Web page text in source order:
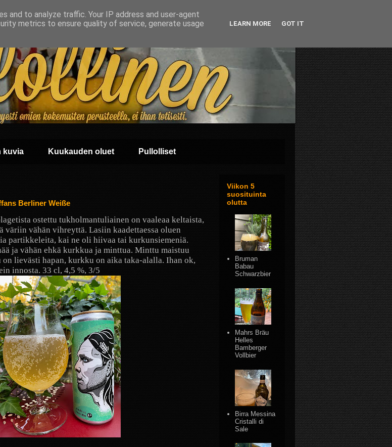
kuvia Kuukauden oluet Pullolliset
Berliner Weiße
ostettu tukholmantuliainen on vaaleaa keltaista,
vähän vihreyttä. Lasiin kaadettaessa oluen
partikkeleita, kai ne oli hiivaa tai kurkunsiemeniä.
ja vähän ehkä kurkkua ja minttua. Minttu maistuu
on lievästi hapan, kurkku on aika taka-alalla. Ihan ok,
innosta. 33 cl, 4,5 %, 3/5
Viikon 5
suosituinta
olutta
Bruman
Babau
Schwarzbier
Mahrs Bräu
Helles
Bamberger
Vollbier
Birra Messina
Cristalli di
Sale
and to analyze traffic. Your IP address and user-agent
metrics to ensure quality of service, generate usage
LEARN MORE GOT IT